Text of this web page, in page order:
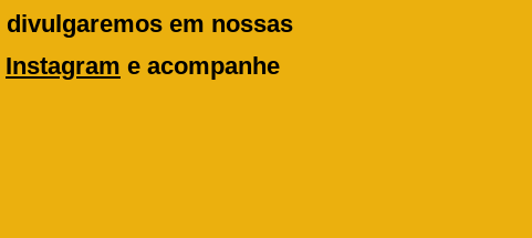
em nossas
Instagram e acompanhe